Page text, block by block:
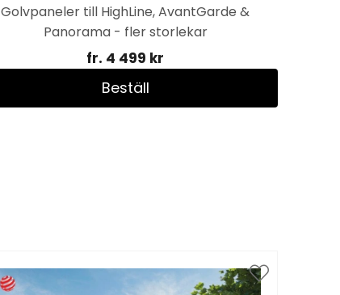
Golvpaneler till HighLine, AvantGarde &
Panorama - fler storlekar
fr. 4 499 kr
Beställ